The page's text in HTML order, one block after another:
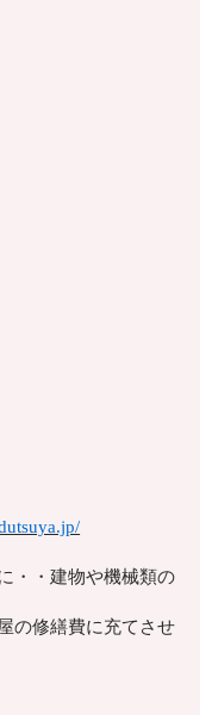
・・建物や機械類の
の修繕費に充てさせ